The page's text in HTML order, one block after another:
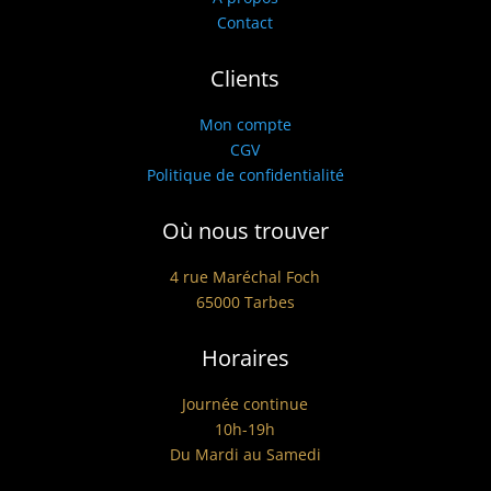
Contact
Clients
Mon compte
CGV
Politique de confidentialité
Où nous trouver
4 rue Maréchal Foch
65000 Tarbes
Horaires
Journée continue
10h-19h
Du Mardi au Samedi